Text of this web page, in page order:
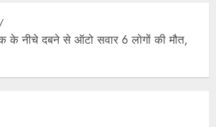
के नीचे दबने से ऑटो सवार 6 लोगों की मौत,